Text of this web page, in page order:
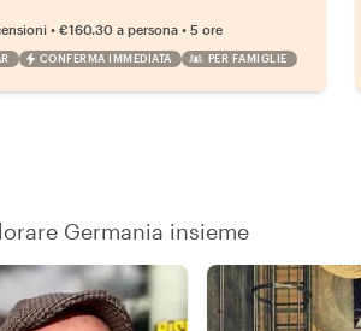
•€160.30 a persona •5 ore
CONFERMA IMMEDIATA PER FAMIGLIE
Germania insieme